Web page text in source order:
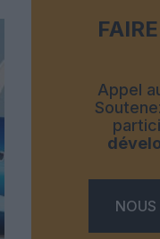
Appel
NOUS